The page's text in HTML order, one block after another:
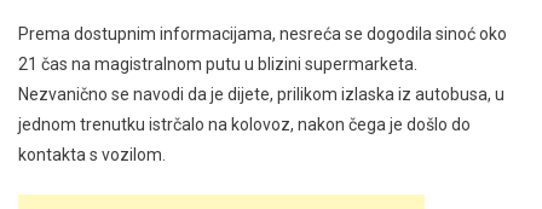
Prema dostupnim informacijama, nesreća se dogodila sinoć oko
21 čas na magistralnom putu u blizini supermarketa.
Nezvanično se navodi da je dijete, prilikom izlaska iz autobusa, u
jednom trenutku istrčalo na kolovoz, nakon čega je došlo do
kontakta s vozilom.